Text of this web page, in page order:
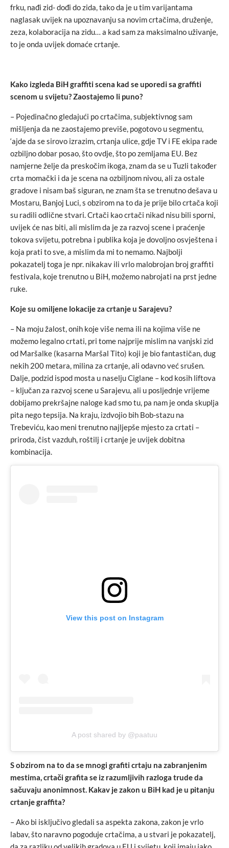
frku, nađi zid- dođi do zida, tako da je u tim varijantama
naglasak uvijek na upoznavanju sa novim crtačima, druženje,
zeza, kolaboracija na zidu… a kad sam za maksimalno uživanje,
to je onda uvijek domaće crtanje.
Kako izgleda BiH graffiti scena kad se uporedi sa graffiti
scenom u svijetu? Zaostajemo li puno?
– Pojedinačno gledajući po crtačima, subjektivnog sam
mišljenja da ne zaostajemo previše, pogotovo u segmentu,
‘ajde da se sirovo izrazim, crtanja ulice, gdje TV i FE ekipa rade
ozbiljno dobar posao, što ovdje, što po zemljama EU. Bez
namjerne želje da preskočim ikoga, znam da se u Tuzli također
crta momački i da je scena na ozbiljnom nivou, ali za ostale
gradove i nisam baš siguran, ne znam šta se trenutno dešava u
Mostaru, Banjoj Luci, s obzirom na to da je prije bilo crtača koji
su radili odlične stvari. Crtači kao crtači nikad nisu bili sporni,
uvijek će nas biti, ali mislim da je za razvoj scene i praćenje
tokova svijetu, potrebna i publika koja je dovoljno osvještena i
koja prati to sve, a mislim da mi to nemamo. Najbolji
pokazatelj toga je npr. nikakav ili vrlo malobrojan broj graffiti
festivala, koje trenutno u BiH, možemo nabrojati na prst jedne
ruke.
Koje su omiljene lokacije za crtanje u Sarajevu?
– Na moju žalost, onih koje više nema ili na kojima više ne
možemo legalno crtati, pri tome najprije mislim na vanjski zid
od Maršalke (kasarna Maršal Tito) koji je bio fantastičan, dug
nekih 200 metara, milina za crtanje, ali odavno već srušen.
Dalje, podzid ispod mosta u naselju Ciglane – kod kosih liftova
– ključan za razvoj scene u Sarajevu, ali u posljednje vrijeme
dobijamo prekršajne naloge kad smo tu, pa nam je onda skuplja
pita nego tepsija. Na kraju, izdvojio bih Bob-stazu na
Trebeviću, kao meni trenutno najljepše mjesto za crtati –
priroda, čist vazduh, roštilj i crtanje je uvijek dobitna
kombinacija.
View this post on Instagram
A post shared by @paatuu
S obzirom na to da se mnogi grafiti crtaju na zabranjenim
mestima, crtači grafita se iz razumljivih razloga trude da
sačuvaju anonimnost. Kakav je zakon u BiH kad je u pitanju
crtanje graffita?
– Ako bi isključivo gledali sa aspekta zakona, zakon je vrlo
labav, što naravno pogoduje crtačima, a u stvari je pokazatelj,